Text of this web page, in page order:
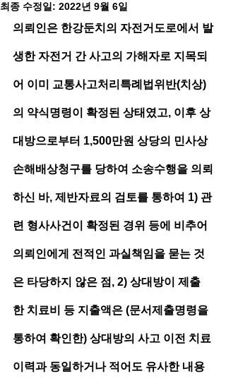
최종 수정일: 2022년 9월 6일
의뢰인은 한강둔치의 자전거도로에서 발
생한 자전거 간 사고의 가해자로 지목되
어 이미 교통사고처리특례법위반(치상)
의 약식명령이 확정된 상태였고, 이후 상
대방으로부터 1,500만원 상당의 민사상
손해배상청구를 당하여 소송수행을 의뢰
하신 바, 제반자료의 검토를 통하여 1) 관
련 형사사건이 확정된 경위 등에 비추어
의뢰인에게 전적인 과실책임을 묻는 것
은 타당하지 않은 점, 2) 상대방이 제출
한 치료비 등 지출액은 (문서제출명령을
통하여 확인한) 상대방의 사고 이전 치료
이력과 동일하거나 적어도 유사한 내용